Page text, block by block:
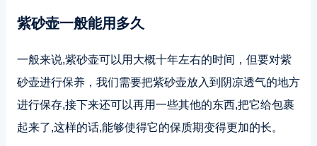
紫砂壶一般能用多久
一般来说,紫砂壶可以用大概十年左右的时间，但要对紫
砂壶进行保养，我们需要把紫砂壶放入到阴凉透气的地方
进行保存,接下来还可以再用一些其他的东西,把它给包裹
起来了,这样的话,能够使得它的保质期变得更加的长。